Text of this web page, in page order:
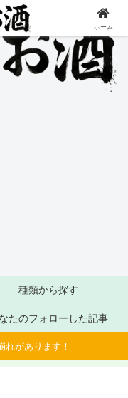
種類から探す
たのフォローした記事
れがあります！
ホーム